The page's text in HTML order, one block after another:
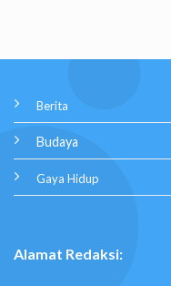
Berita
Budaya
Gaya Hidup
Alamat Redaksi: